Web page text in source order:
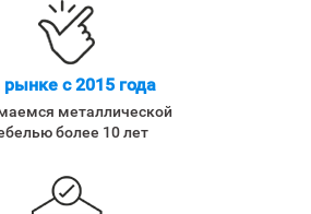
рынке с 2015 года
металлической
более 10 лет